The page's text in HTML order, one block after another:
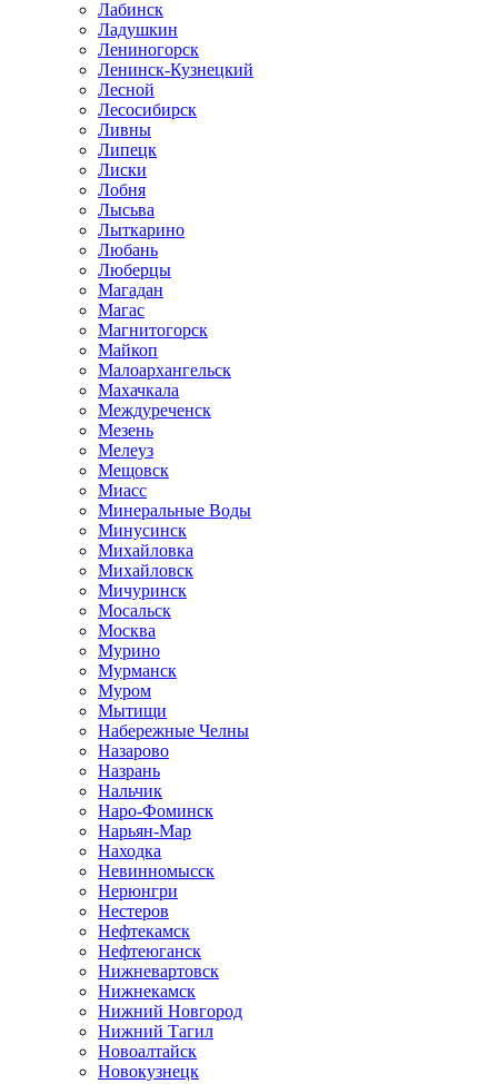
Лабинск
Ладушкин
Лениногорск
Ленинск-Кузнецкий
Лесной
Лесосибирск
Ливны
Липецк
Лиски
Лобня
Лысьва
Лыткарино
Любань
Люберцы
Магадан
Магас
Магнитогорск
Майкоп
Малоархангельск
Махачкала
Междуреченск
Мезень
Мелеуз
Мещовск
Миасс
Минеральные Воды
Минусинск
Михайловка
Михайловск
Мичуринск
Мосальск
Москва
Мурино
Мурманск
Муром
Мытищи
Набережные Челны
Назарово
Назрань
Нальчик
Наро-Фоминск
Нарьян-Мар
Находка
Невинномысск
Нерюнгри
Нестеров
Нефтекамск
Нефтеюганск
Нижневартовск
Нижнекамск
Нижний Новгород
Нижний Тагил
Новоалтайск
Новокузнецк